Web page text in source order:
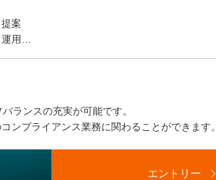
案
用
ランスの充実が可能です。
ンプライアンス業務に関わることができます。
エントリー